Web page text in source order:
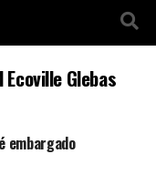
Glebas
embargado